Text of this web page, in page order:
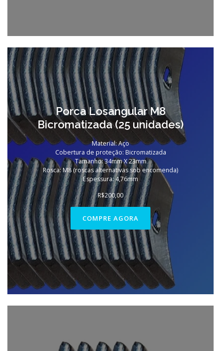
Porca Losangular M8
Bicromatizada (25 unidades)
Material: Aço
Cobertura de proteção: Bicromatizada
Tamanho: 34mm X 23mm
Rosca: M8 (roscas alternativas sob encomenda)
Espessura: 4,76mm
R$200,00
COMPRE AGORA